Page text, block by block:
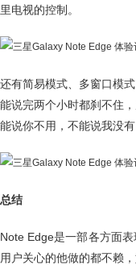
里电视的控制。
还有简易模式、多窗口模
能说完两个小时都刹不住
能说你不用，不能说我没有
总结
Note Edge是一部各方面
用户关心的他做的都不赖